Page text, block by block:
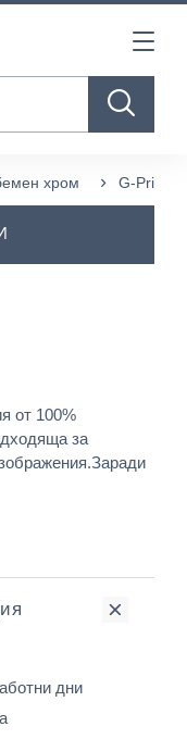
хром G-Print
от 100%
за
дни